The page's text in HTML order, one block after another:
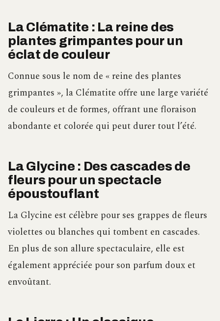
La Clématite : La reine des
plantes grimpantes pour un
éclat de couleur
Connue sous le nom de « reine des plantes
grimpantes », la Clématite offre une large variété
de couleurs et de formes, offrant une floraison
abondante et colorée qui peut durer tout l’été.
La Glycine : Des cascades de
fleurs pour un spectacle
époustouflant
La Glycine est célèbre pour ses grappes de fleurs
violettes ou blanches qui tombent en cascades.
En plus de son allure spectaculaire, elle est
également appréciée pour son parfum doux et
envoûtant.